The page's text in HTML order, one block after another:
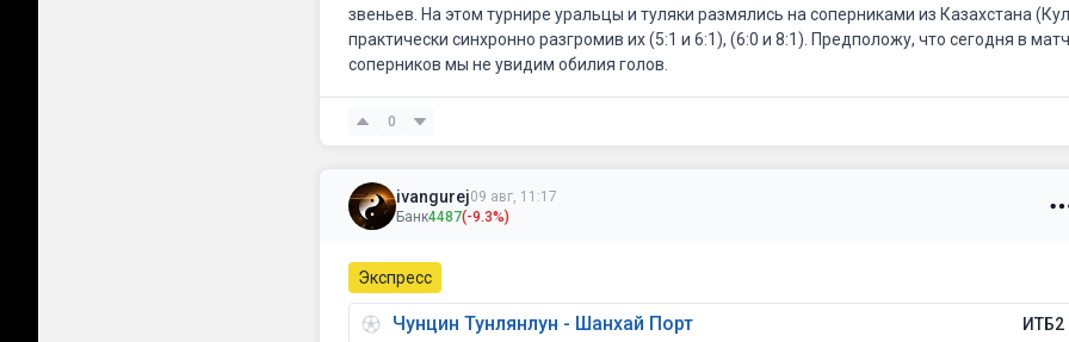
звеньев. На этом турнире уральцы и туляки размялись на соперниками из Казахстана
практически синхронно разгромив их (5:1 и 6:1), (6:0 и 8:1). Предположу, что сегодня в матче двух равных
соперников мы не увидим обилия голов.
проблем одержали победу (4:1), установив окончательный счет уже ко второму
раз хозяевам будет не так просто забрать матч...
0
ivangurej09 авг, 11:17
Банк4487(-9.3%)
Экспресс
Чунцин Тунлянлун - Шанхай Порт ИТБ2